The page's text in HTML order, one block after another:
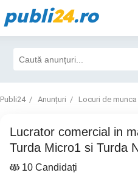
publi24.ro
Publi24 Anunțuri Locuri de munca
Lucrator comercial in magazin alimentar,
Turda Micro1 si Turda
10 Candidați